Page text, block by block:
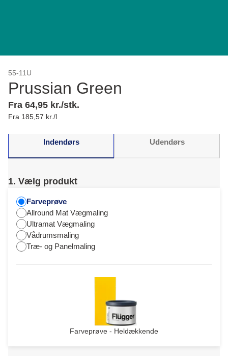
55-11U
Prussian Green
Fra 64,95 kr./stk.
Fra 185,57 kr./l
Indendørs Udendørs
1. Vælg produkt
Farveprøve
Allround Mat Vægmaling
Ultramat Vægmaling
Vådrumsmaling
Træ- og Panelmaling
Farveprøve - Heldækkende